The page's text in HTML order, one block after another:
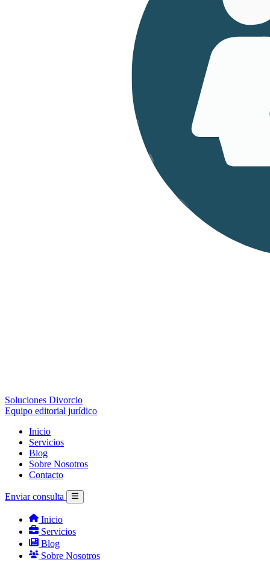
Soluciones Divorcio
Equipo editorial jurídico
Inicio
Servicios
Blog
Sobre Nosotros
Contacto
Enviar consulta
Inicio
Servicios
Blog
Sobre Nosotros